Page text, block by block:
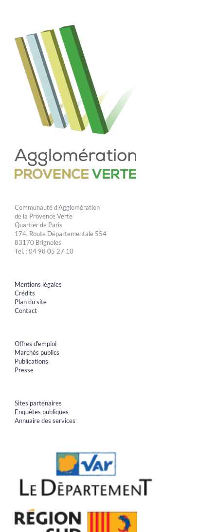
Communauté d’Agglomération
de la Provence Verte
Quartier de Paris
174, Route Départementale 554
83170 Brignoles
Tél. : 04 98 05 27 10
Mentions légales
Crédits
Plan du site
Contact
Offres d'emploi
Marchés publics
Publications
Presse
Sites partenaires
Enquêtes publiques
Annuaire des services